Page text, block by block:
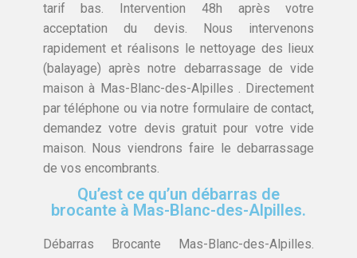
tarif bas. Intervention 48h après votre
acceptation du devis. Nous intervenons
rapidement et réalisons le nettoyage des lieux
(balayage) après notre debarrassage de vide
maison à Mas-Blanc-des-Alpilles . Directement
par téléphone ou via notre formulaire de contact,
demandez votre devis gratuit pour votre vide
maison. Nous viendrons faire le debarrassage
de vos encombrants.
Qu’est ce qu’un débarras de
brocante à Mas-Blanc-des-Alpilles.
Débarras Brocante Mas-Blanc-des-Alpilles.